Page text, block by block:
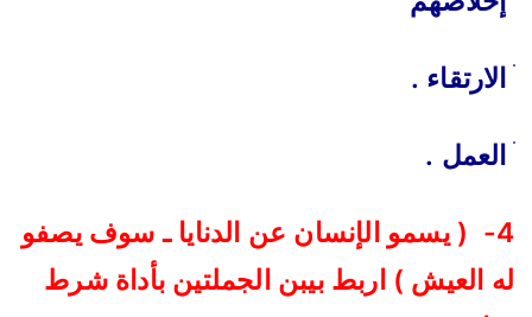
الارتقاء .
العمل .
4- ( يسمو الإنسان عن الدنايا ـ سوف يصفو
له العيش ) اربط بيبن الجملتين بأداة شرط